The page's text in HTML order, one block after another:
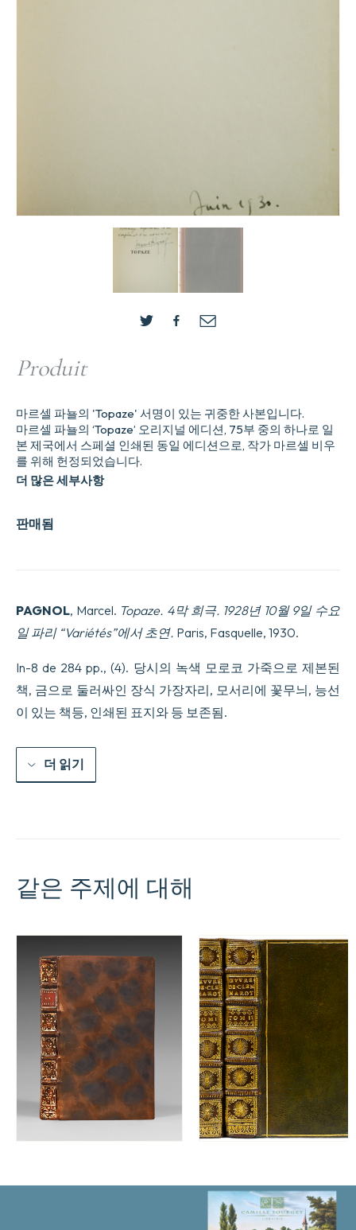
Produit
판매됨
마르셀 파뇰의 'Topaze' 서명이 있는 귀중한 사본입니다.
마르셀 파뇰의 ‘Topaze’ 오리지널 에디션, 75부 중의 하나로 일
본 제국에서 스페셜 인쇄된 동일 에디션으로, 작가 마르셀 비우
를 위해 헌정되었습니다.
더 많은 세부사항
PAGNOL, Marcel. Topaze. 4막 희극. 1928년 10월 9일 수요
일 파리 “Variétés”에서 초연. Paris, Fasquelle, 1930.
In-8 de 284 pp., (4). 당시의 녹색 모로코 가죽으로 제본된
책, 금으로 둘러싸인 장식 가장자리, 모서리에 꽃무늬, 능선
이 있는 책등, 인쇄된 표지와 등 보존됨.
더 읽기
같은 주제에 대해